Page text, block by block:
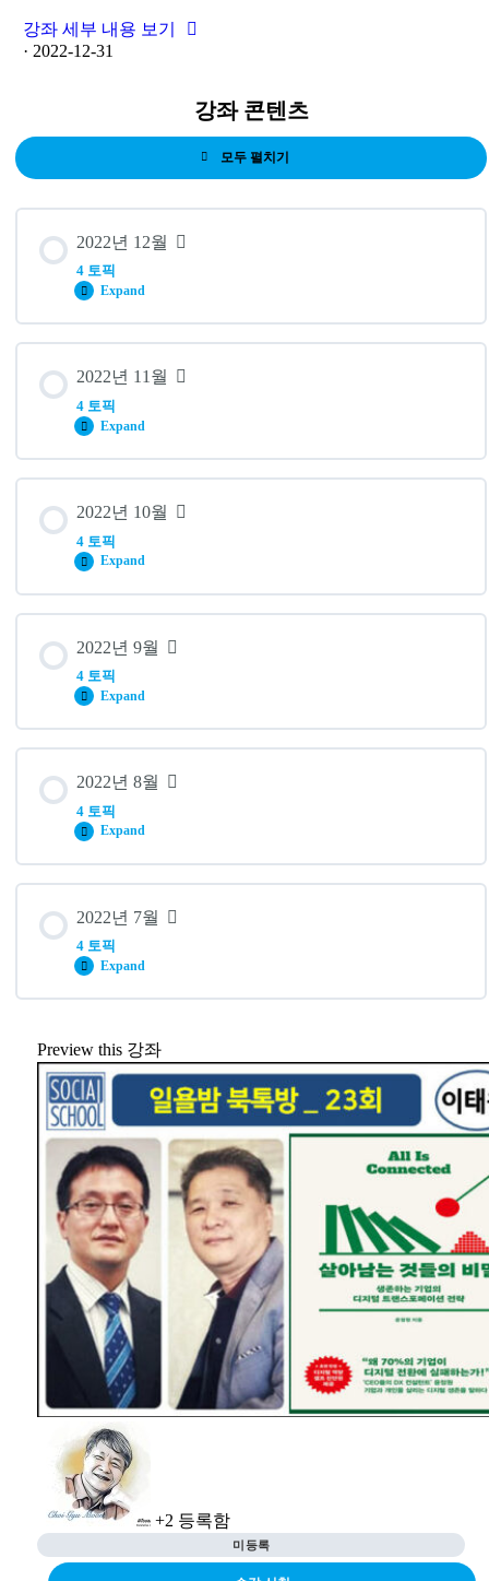
강좌 세부 내용 보기
· 2022-12-31
강좌 콘텐츠
모두 펼치기
레
슨
2022년 12월
4 토픽
Expand
#44. 백만장자 메신저 – 내 경험과 지식을 돈으로 만드는 방
법
#43. 데이터는 어떻게 인생의 무기가 되는가
식
#41. 세렌디피티 코드 – 부와 성공 뒤에 숨겨진 행운의 과학
2022년 11월
4 토픽
Expand
#40. 커넥트 – 고객과 기업을 연결하는 디지털 마케팅 전략
#39. 디지털 비즈니스 디자인 – 지금 바로 시작해야 할 디지
털 비즈니스 디자인
#37. 인간적인 브랜드가 살아남는다
2022년 10월
4 토픽
Expand
#36. 트렌드 코리아 2023 – RABBIT JUMP! 트렌드 코리아
2023 함께 읽기
#35. 핑크펭귄 – 우리가 핑크펭귄이 되지 않으면 안되는 이
유
#34. 39세 김사장은 어떻게 콘텐츠 부자가 됐을까 – 무리없이
여유롭게 살아가는 콘텐츠 사업의 비결
#33. 게으르다는 착각 – 우리는 왜 게으름을 두려워할 필요가 없
2022년 9월
4 토픽
Expand
#31. 디지털 콘텐츠 실전 마케팅 – 퍼포먼스를 높이기 위한 디지
#30. 캐시버타이징 – 당신이 지갑을 열어야 하는 101가지 이유
#29. 호모 아딕투스 – 중독경제시대, 어떻게 생존하고 번영할 것
인가
2022년 8월
4 토픽
Expand
#27. 인피니트 게임 – 세상에 없던 판도를 만든 사람들의 5가지
무한 원칙
#26. 픽사 스토리텔링 – 고객의 마음을 사로잡는 9가지 스토리
법칙
#25. 웹 3.0 혁명이 온다 – 패러다임 대전환과 새로운 기회
2022년 7월
4 토픽
Expand
0% 완료 0/4 단계
#24. 역행자 – 운명으로부터 자유를 얻는 7단계 인생 공략집 분
석
#23. 살아남는 것들의 비밀 – 생존하는 기업의 디지털 트랜스포
메이션 전략
#22. 작은 브랜드를 위한 책 – 작은 브랜드가 큰 브랜드를 이기
는 방법
#21. 프렌즈(Friends) – 단절과 고립의 시대 다시 우정을 찾으라
Preview this 강좌
+2 등록함
미등록